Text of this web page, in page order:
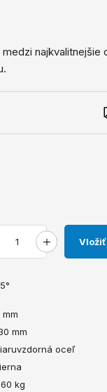
medzi
Vložiť
mm
mm
oceľ
kg